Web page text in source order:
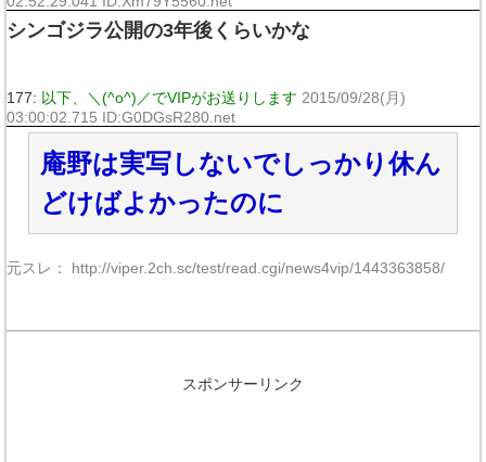
シンゴジラ公開の3年後くらいかな
177: 以下、＼(^o^)／でVIPがお送りします 2015/09/28(月)
03:00:02.715 ID:G0DGsR280.net
庵野は実写しないでしっかり休ん
どけばよかったのに
元スレ： http://viper.2ch.sc/test/read.cgi/news4vip/1443363858/
スポンサーリンク